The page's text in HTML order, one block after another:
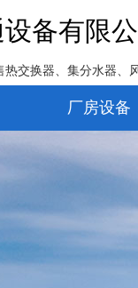
备有限
交换器、集分水器、
厂房设备